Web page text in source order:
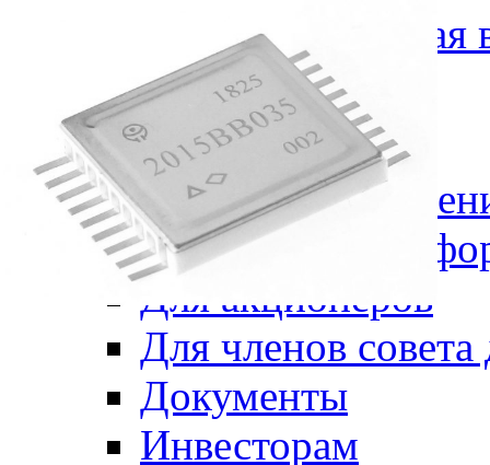
НПО "ФИЗИКА"
Полная
Новости
О предприятии
История и
Корпоративная
Для акционеров
Для членов совета
Документы
Инвесторам